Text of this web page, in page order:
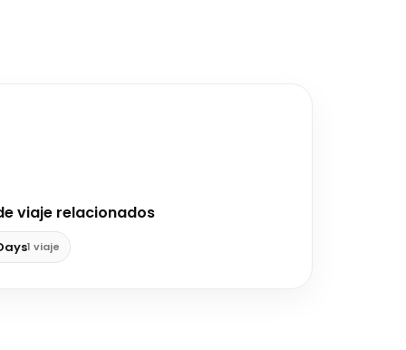
viaje relacionados
1 viaje